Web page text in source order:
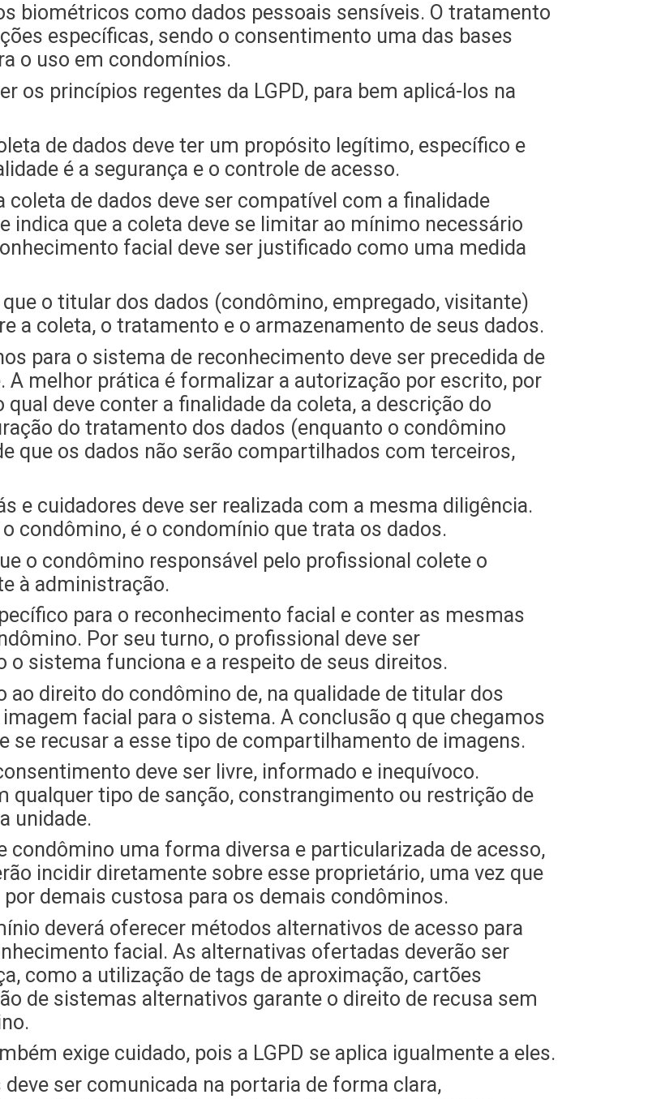
biométricos como dados pessoais sensíveis. O tratamento
específicas, sendo o consentimento uma das bases
o uso em condomínios.
os princípios regentes da LGPD, para bem aplicá-los na
de dados deve ter um propósito legítimo, específico e
é a segurança e o controle de acesso.
de dados deve ser compatível com a finalidade
indica que a coleta deve se limitar ao mínimo necessário
facial deve ser justificado como uma medida
o titular dos dados (condômino, empregado, visitante)
a coleta, o tratamento e o armazenamento de seus dados.
para o sistema de reconhecimento deve ser precedida de
A melhor prática é formalizar a autorização por escrito, por
deve conter a finalidade da coleta, a descrição do
do tratamento dos dados (enquanto o condômino
que os dados não serão compartilhados com terceiros,
e cuidadores deve ser realizada com a mesma diligência.
condômino, é o condomínio que trata os dados.
o condômino responsável pelo profissional colete o
à administração.
para o reconhecimento facial e conter as mesmas
Por seu turno, o profissional deve ser
sistema funciona e a respeito de seus direitos.
direito do condômino de, na qualidade de titular dos
facial para o sistema. A conclusão q que chegamos
se recusar a esse tipo de compartilhamento de imagens.
deve ser livre, informado e inequívoco.
qualquer tipo de sanção, constrangimento ou restrição de
unidade.
condômino uma forma diversa e particularizada de acesso,
incidir diretamente sobre esse proprietário, uma vez que
demais custosa para os demais condôminos.
deverá oferecer métodos alternativos de acesso para
facial. As alternativas ofertadas deverão ser
como a utilização de tags de aproximação, cartões
de sistemas alternativos garante o direito de recusa sem
exige cuidado, pois a LGPD se aplica igualmente a eles.
ser comunicada na portaria de forma clara,